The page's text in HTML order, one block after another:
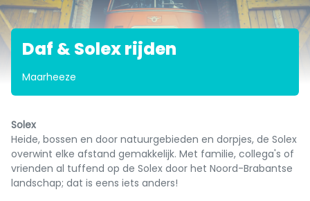
Daf & Solex rijden
Maarheeze
Solex
Heide, bossen en door natuurgebieden en dorpjes, de Solex
overwint elke afstand gemakkelijk. Met familie, collega's of
vrienden al tuffend op de Solex door het Noord-Brabantse
landschap; dat is eens iets anders!